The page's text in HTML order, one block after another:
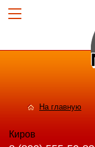
На главную
Киров